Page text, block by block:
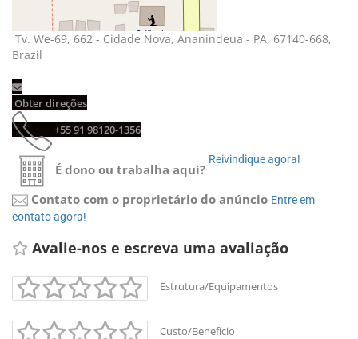
Tv. We-69, 662 - Cidade Nova, Ananindeua - PA, 67140-668,
Brazil
Obter direções
+55 91 98120-1356
É dono ou trabalha aqui?
Reivindique agora!
Contato com o proprietário do anúncio Entre em
contato agora!
Avalie-nos e escreva uma avaliação
Estrutura/Equipamentos
Custo/Benefício